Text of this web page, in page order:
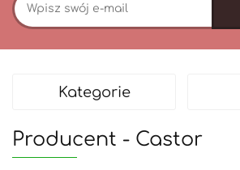
Kategorie
Producent - Castor